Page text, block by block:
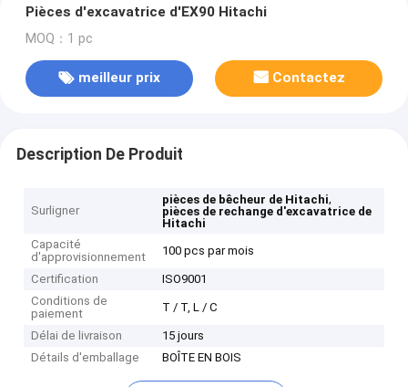
Pièces d'excavatrice d'EX90 Hitachi
MOQ：1 pc
meilleur prix Contactez
Description De Produit
Surligner
pièces de bêcheur de Hitachi,
pièces de rechange d'excavatrice de
Hitachi
Capacité
d'approvisionnement
100 pcs par mois
Certification
ISO9001
Conditions de
paiement
T / T, L / C
Délai de livraison
15 jours
Détails d'emballage
BOÎTE EN BOIS